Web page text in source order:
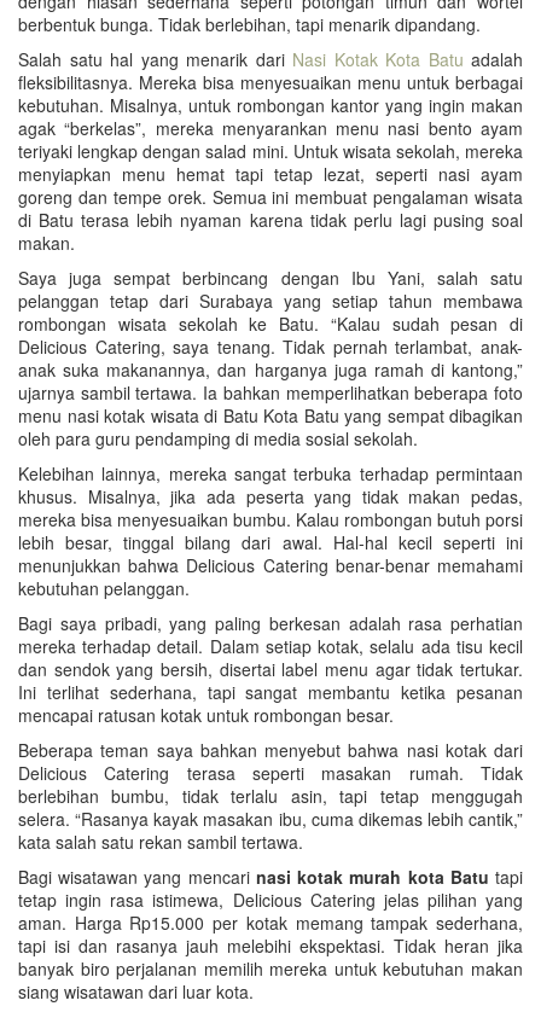
berbentuk bunga. Tidak berlebihan, tapi menarik dipandang.
Salah satu hal yang menarik dari Nasi Kotak Kota Batu adalah
fleksibilitasnya. Mereka bisa menyesuaikan menu untuk berbagai
kebutuhan. Misalnya, untuk rombongan kantor yang ingin makan
agak “berkelas”, mereka menyarankan menu nasi bento ayam
teriyaki lengkap dengan salad mini. Untuk wisata sekolah, mereka
menyiapkan menu hemat tapi tetap lezat, seperti nasi ayam
goreng dan tempe orek. Semua ini membuat pengalaman wisata
di Batu terasa lebih nyaman karena tidak perlu lagi pusing soal
makan.
Saya juga sempat berbincang dengan Ibu Yani, salah satu
pelanggan tetap dari Surabaya yang setiap tahun membawa
rombongan wisata sekolah ke Batu. “Kalau sudah pesan di
Delicious Catering, saya tenang. Tidak pernah terlambat, anak-
anak suka makanannya, dan harganya juga ramah di kantong,”
ujarnya sambil tertawa. Ia bahkan memperlihatkan beberapa foto
menu nasi kotak wisata di Batu Kota Batu yang sempat dibagikan
oleh para guru pendamping di media sosial sekolah.
Kelebihan lainnya, mereka sangat terbuka terhadap permintaan
khusus. Misalnya, jika ada peserta yang tidak makan pedas,
mereka bisa menyesuaikan bumbu. Kalau rombongan butuh porsi
lebih besar, tinggal bilang dari awal. Hal-hal kecil seperti ini
menunjukkan bahwa Delicious Catering benar-benar memahami
kebutuhan pelanggan.
Bagi saya pribadi, yang paling berkesan adalah rasa perhatian
mereka terhadap detail. Dalam setiap kotak, selalu ada tisu kecil
dan sendok yang bersih, disertai label menu agar tidak tertukar.
Ini terlihat sederhana, tapi sangat membantu ketika pesanan
mencapai ratusan kotak untuk rombongan besar.
Beberapa teman saya bahkan menyebut bahwa nasi kotak dari
Delicious Catering terasa seperti masakan rumah. Tidak
berlebihan bumbu, tidak terlalu asin, tapi tetap menggugah
selera. “Rasanya kayak masakan ibu, cuma dikemas lebih cantik,”
kata salah satu rekan sambil tertawa.
Bagi wisatawan yang mencari nasi kotak murah kota Batu tapi
tetap ingin rasa istimewa, Delicious Catering jelas pilihan yang
aman. Harga Rp15.000 per kotak memang tampak sederhana,
tapi isi dan rasanya jauh melebihi ekspektasi. Tidak heran jika
banyak biro perjalanan memilih mereka untuk kebutuhan makan
siang wisatawan dari luar kota.